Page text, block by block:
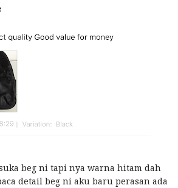
beg ni tapi nya warna hitam dah
detail beg ni aku baru perasan ada